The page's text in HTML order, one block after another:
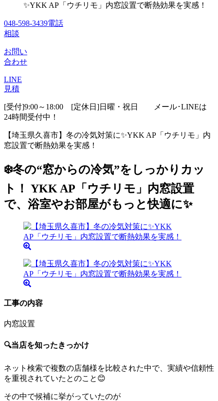
✨YKK AP「ウチリモ」内窓設置で断熱効果を実感！
048-598-3439電話
相談
お問い
合わせ
LINE
見積
[受付]9:00～18:00 [定休日]日曜・祝日
メール･LINEは
24時間受付中！
【埼玉県久喜市】冬の冷気対策に✨YKK AP「ウチリモ」内
窓設置で断熱効果を実感！
❄️冬の“窓からの冷気”をしっかりカッ
ト！ YKK AP「ウチリモ」内窓設置
で、浴室やお部屋がもっと快適に✨
工事の内容
内窓設置
🔍当店を知ったきっかけ
ネット検索で複数の店舗様を比較された中で、実績や信頼性
を重視されていたとのこと😊
その中で候補に挙がっていたのが